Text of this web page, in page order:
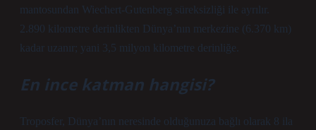
mantosundan Wiechert-Gutenberg süreksizliği ile ayrılır.
2.890 kilometre derinlikten Dünya’nın merkezine (6.370 km)
kadar uzanır; yani 3,5 milyon kilometre derinliğe.
En ince katman hangisi?
Troposfer, Dünya’nın neresinde olduğunuza bağlı olarak 8 ila